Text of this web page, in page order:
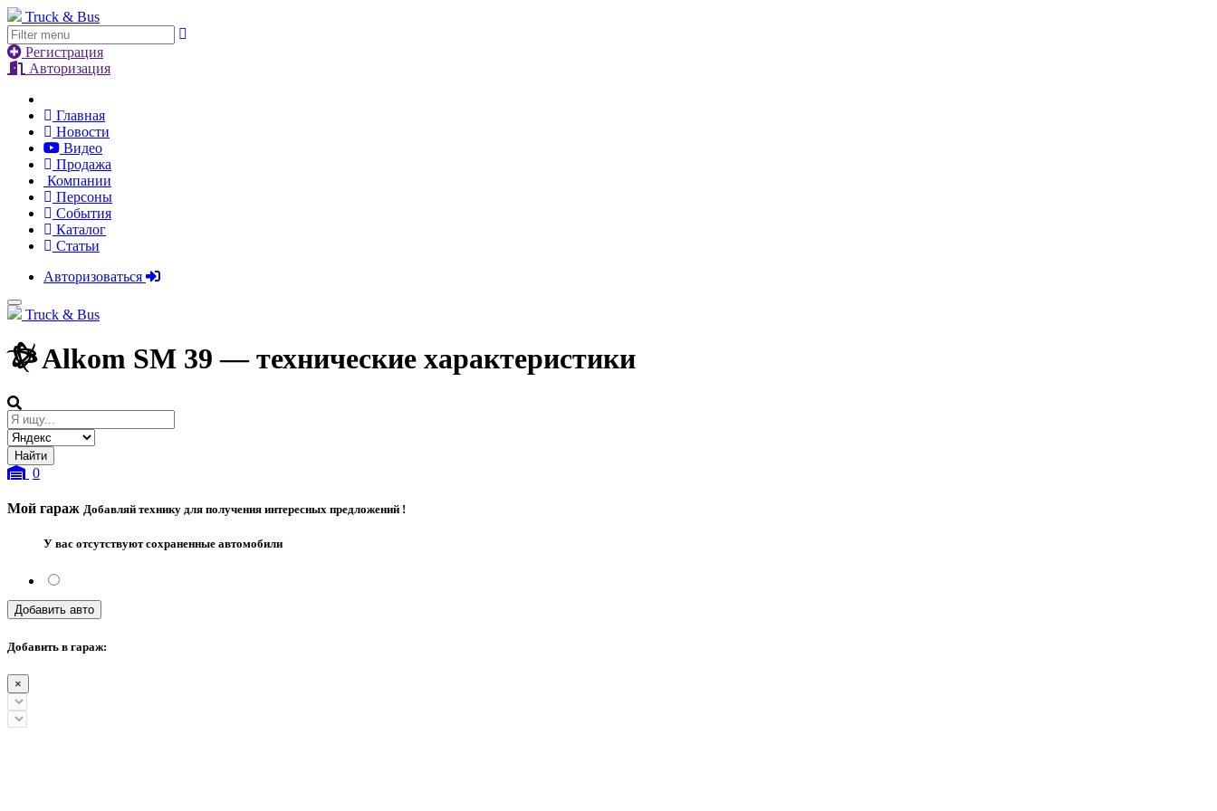
Truck & Bus
Регистрация
Авторизация
Главная
Новости
Видео
Продажа
Компании
Персоны
События
Каталог
Статьи
Авторизоваться
Truck & Bus
Alkom SM 39 — технические характеристики
0
Мой гараж Добавляй технику для получения интересных предложений !
У вас отсутствуют сохраненные автомобили
Добавить авто
Добавить в гараж:
×